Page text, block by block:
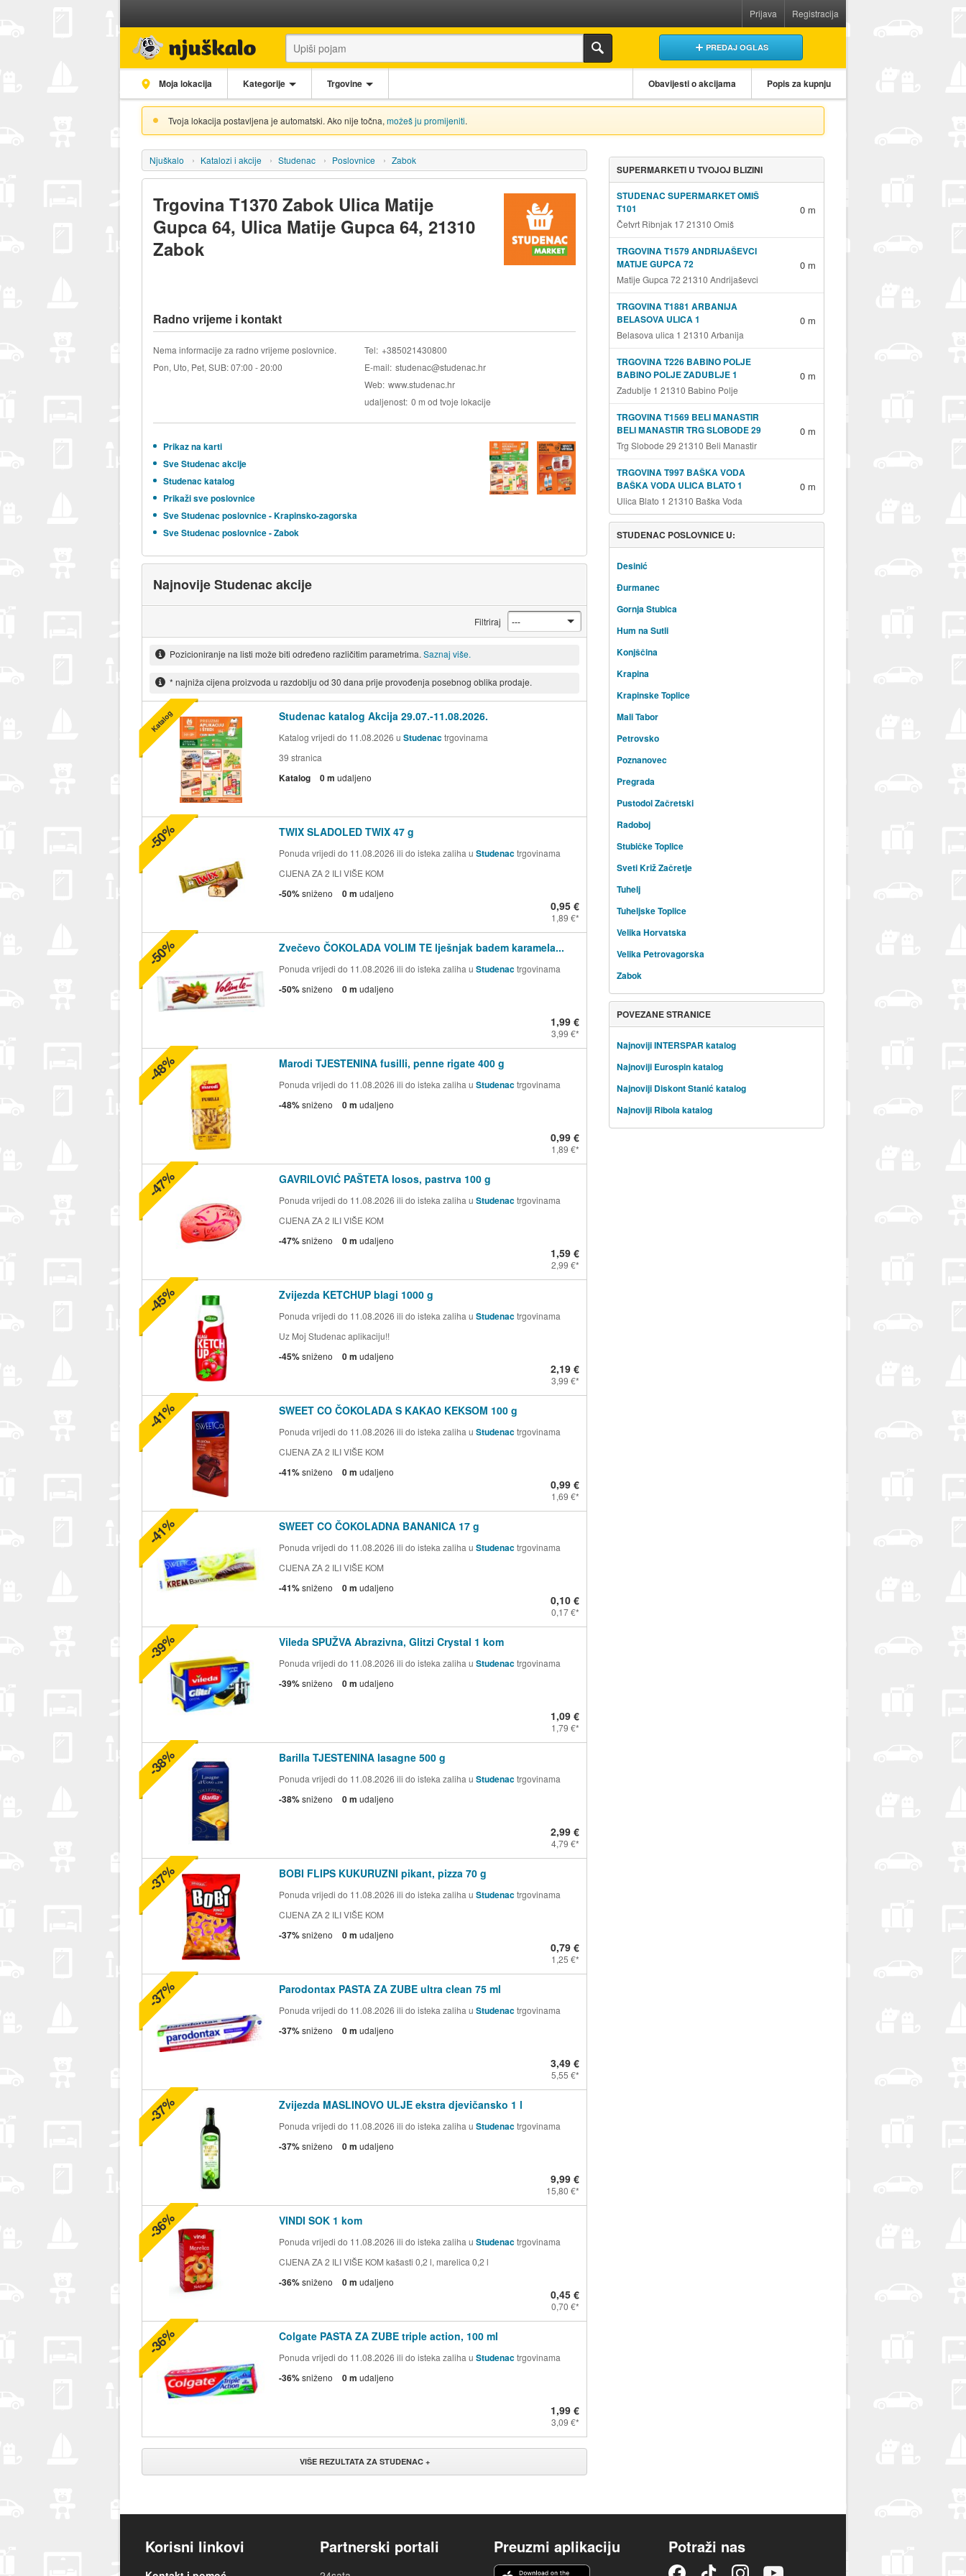
Prijava Registracija
PREDAJ OGLAS
Moja lokacija Kategorije Trgovine Obavijesti o akcijama Popis za kupnju
Tvoja lokacija postavljena je automatski. Ako nije točna, možeš ju promijeniti.
Njuškalo Katalozi i akcije Studenac Poslovnice Zabok
Trgovina T1370 Zabok Ulica Matije
Gupca 64, Ulica Matije Gupca 64, 21310
Zabok
Radno vrijeme i kontakt
Nema informacije za radno vrijeme poslovnice.
Pon, Uto, Pet, SUB: 07:00 - 20:00
Tel +385021430800
E-mail studenac@studenac.hr
Web www.studenac.hr
udaljenost 0 m od tvoje lokacije
Prikaz na karti
Sve Studenac akcije
Studenac katalog
Prikaži sve poslovnice
Sve Studenac poslovnice - Krapinsko-zagorska
Sve Studenac poslovnice - Zabok
Najnovije Studenac akcije
Filtriraj
Pozicioniranje na listi može biti određeno različitim parametrima. Saznaj više.
* najniža cijena proizvoda u razdoblju od 30 dana prije provođenja posebnog oblika prodaje.
Studenac katalog Akcija 29.07.-11.08.2026.
Katalog vrijedi do 11.08.2026 u Studenactrgovinama
39 stranica
Katalog 0 m udaljeno
Katalog
TWIX SLADOLED TWIX 47 g
Ponuda vrijedi do 11.08.2026 ili do isteka zaliha u Studenactrgovinama
CIJENA ZA 2 ILI VIŠE KOM
-50%sniženo 0 m udaljeno
0,95 €
1,89 €
-50%
Zvečevo ČOKOLADA VOLIM TE lješnjak badem karamela...
Ponuda vrijedi do 11.08.2026 ili do isteka zaliha u Studenactrgovinama
-50%sniženo 0 m udaljeno
1,99 €
3,99 €
-50%
Marodi TJESTENINA fusilli, penne rigate 400 g
Ponuda vrijedi do 11.08.2026 ili do isteka zaliha u Studenactrgovinama
-48%sniženo 0 m udaljeno
0,99 €
1,89 €
-48%
GAVRILOVIĆ PAŠTETA losos, pastrva 100 g
Ponuda vrijedi do 11.08.2026 ili do isteka zaliha u Studenactrgovinama
CIJENA ZA 2 ILI VIŠE KOM
-47%sniženo 0 m udaljeno
1,59 €
2,99 €
-47%
Zvijezda KETCHUP blagi 1000 g
Ponuda vrijedi do 11.08.2026 ili do isteka zaliha u Studenactrgovinama
Uz Moj Studenac aplikaciju!!
-45%sniženo 0 m udaljeno
2,19 €
3,99 €
-45%
SWEET CO ČOKOLADA S KAKAO KEKSOM 100 g
Ponuda vrijedi do 11.08.2026 ili do isteka zaliha u Studenactrgovinama
CIJENA ZA 2 ILI VIŠE KOM
-41%sniženo 0 m udaljeno
0,99 €
1,69 €
-41%
SWEET CO ČOKOLADNA BANANICA 17 g
Ponuda vrijedi do 11.08.2026 ili do isteka zaliha u Studenactrgovinama
CIJENA ZA 2 ILI VIŠE KOM
-41%sniženo 0 m udaljeno
0,10 €
0,17 €
-41%
Vileda SPUŽVA Abrazivna, Glitzi Crystal 1 kom
Ponuda vrijedi do 11.08.2026 ili do isteka zaliha u Studenactrgovinama
-39%sniženo 0 m udaljeno
1,09 €
1,79 €
-39%
Barilla TJESTENINA lasagne 500 g
Ponuda vrijedi do 11.08.2026 ili do isteka zaliha u Studenactrgovinama
-38%sniženo 0 m udaljeno
2,99 €
4,79 €
-38%
BOBI FLIPS KUKURUZNI pikant, pizza 70 g
Ponuda vrijedi do 11.08.2026 ili do isteka zaliha u Studenactrgovinama
CIJENA ZA 2 ILI VIŠE KOM
-37%sniženo 0 m udaljeno
0,79 €
1,25 €
-37%
Parodontax PASTA ZA ZUBE ultra clean 75 ml
Ponuda vrijedi do 11.08.2026 ili do isteka zaliha u Studenactrgovinama
-37%sniženo 0 m udaljeno
3,49 €
5,55 €
-37%
Zvijezda MASLINOVO ULJE ekstra djevičansko 1 l
Ponuda vrijedi do 11.08.2026 ili do isteka zaliha u Studenactrgovinama
-37%sniženo 0 m udaljeno
9,99 €
15,80 €
-37%
VINDI SOK 1 kom
Ponuda vrijedi do 11.08.2026 ili do isteka zaliha u Studenactrgovinama
CIJENA ZA 2 ILI VIŠE KOM kašasti 0,2 l, marelica 0,2 l
-36%sniženo 0 m udaljeno
0,45 €
0,70 €
-36%
Colgate PASTA ZA ZUBE triple action, 100 ml
Ponuda vrijedi do 11.08.2026 ili do isteka zaliha u Studenactrgovinama
-36%sniženo 0 m udaljeno
1,99 €
3,09 €
-36%
VIŠE REZULTATA ZA STUDENAC +
SUPERMARKETI U TVOJOJ BLIZINI
STUDENAC SUPERMARKET OMIŠ
T101
Četvrt Ribnjak 17 21310 Omiš
0 m
TRGOVINA T1579 ANDRIJAŠEVCI
MATIJE GUPCA 72
Matije Gupca 72 21310 Andrijaševci
0 m
TRGOVINA T1881 ARBANIJA
BELASOVA ULICA 1
Belasova ulica 1 21310 Arbanija
0 m
TRGOVINA T226 BABINO POLJE
BABINO POLJE ZADUBLJE 1
Zadublje 1 21310 Babino Polje
0 m
TRGOVINA T1569 BELI MANASTIR
BELI MANASTIR TRG SLOBODE 29
Trg Slobode 29 21310 Beli Manastir
0 m
TRGOVINA T997 BAŠKA VODA
BAŠKA VODA ULICA BLATO 1
Ulica Blato 1 21310 Baška Voda
0 m
STUDENAC POSLOVNICE U:
Desinić
Đurmanec
Gornja Stubica
Hum na Sutli
Konjščina
Krapina
Krapinske Toplice
Mali Tabor
Petrovsko
Poznanovec
Pregrada
Pustodol Začretski
Radoboj
Stubičke Toplice
Sveti Križ Začretje
Tuhelj
Tuheljske Toplice
Velika Horvatska
Velika Petrovagorska
Zabok
POVEZANE STRANICE
Najnoviji INTERSPAR katalog
Najnoviji Eurospin katalog
Najnoviji Diskont Stanić katalog
Najnoviji Ribola katalog
Korisni linkovi Partnerski portali Preuzmi aplikaciju Potraži nas